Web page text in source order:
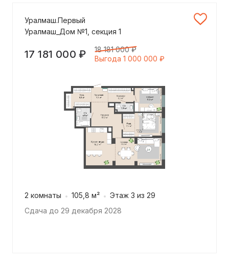
Уралмаш.Первый
Уралмаш_Дом №1, секция 1
17 181 000 ₽
18 181 000 ₽
Выгода 1 000 000 ₽
2 комнаты 105,8 м²
Этаж 3 из 29
Сдача до 29 декабря 2028